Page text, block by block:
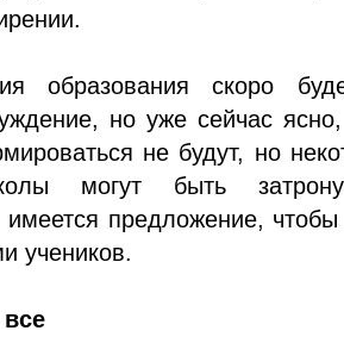
образования скоро
но уже сейчас
не будут, но
могут быть
предложение,
учеников.